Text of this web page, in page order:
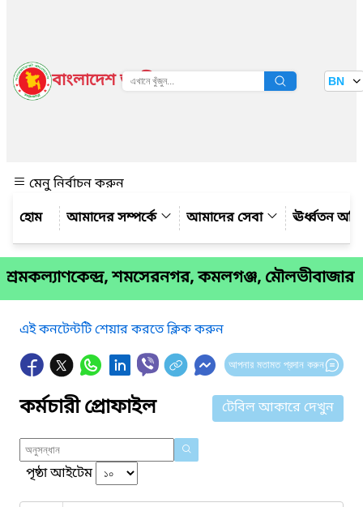
বাংলাদেশ জাতীয় তথ্য বাতায়ন BN
মেনু নির্বাচন করুন
আমাদের সম্পর্কে
আমাদের সেবা ঊর্ধ্বতন
শ্রমকল্যাণকেন্দ্র, শমসেরনগর, কমলগঞ্জ, মৌলভীবাজার
এই কনটেন্টটি শেয়ার করতে ক্লিক করুন
আপনার মতামত প্রদান করুন
কর্মচারী প্রোফাইল টেবিল আকারে দেখুন
পৃষ্ঠা আইটেম